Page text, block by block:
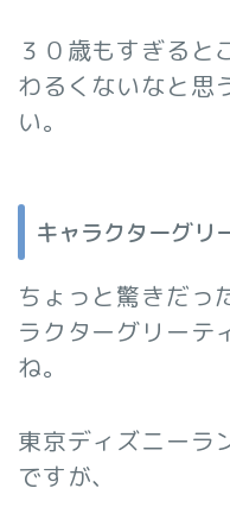
３０歳もすぎると
わるくないなと思
い。
キャラクターグリ
ちょっと驚きだっ
ラクターグリーテ
ね。
東京ディズニーラ
ですが、